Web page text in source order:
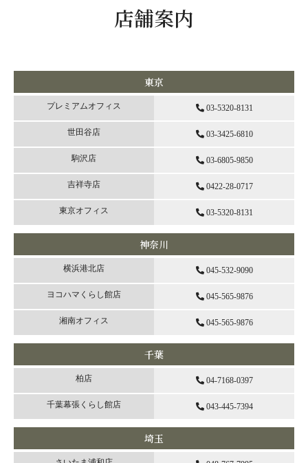
店舗案内
東京
プレミアムオフィス 03-5320-8131
世田谷店 03-3425-6810
駒沢店 03-6805-9850
吉祥寺店 0422-28-0717
東京オフィス 03-5320-8131
神奈川
横浜港北店 045-532-9090
ヨコハマくらし館店 045-565-9876
湘南オフィス 045-565-9876
千葉
柏店 04-7168-0397
千葉幕張くらし館店 043-445-7394
埼玉